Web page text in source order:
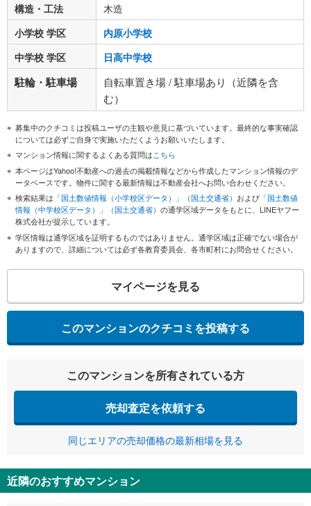
構造・工法
木造
小学校 学区
内原小学校
中学校 学区
日高中学校
駐輪・駐車場
自転車置き場 / 駐車場あり（近隣を含
む）
募集中のクチコミは投稿ユーザの主観や意見に基づいています。最終的な事実確認
については必ずご自身で実施いただくようお願いいたします。
マンション情報に関するよくある質問はこちら
本ページはYahoo!不動産への過去の掲載情報などから作成したマンション情報のデ
ータベースです。物件に関する最新情報は不動産会社へお問い合わせください。
検索結果は 「国土数値情報（小学校区データ）」（国土交通省） および 「国土数値
情報（中学校区データ）」（国土交通省） の通学区域データをもとに、LINEヤフー
株式会社が提示しています。
学区情報は通学区域を証明するものではありません。通学区域は正確でない場合が
ありますので、詳細については必ず各教育委員会、各市町村にお問合せください。
マイページを見る
このマンションのクチコミを投稿する
このマンションを所有されている方
売却査定を依頼する
同じエリアの売却価格の最新相場を見る
近隣のおすすめマンション